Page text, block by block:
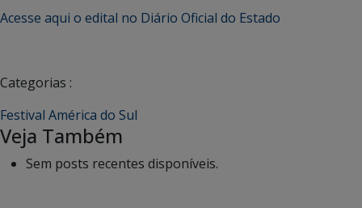
Acesse aqui o edital no Diário Oficial do Estado
Categorias :
Festival América do Sul
Veja Também
Sem posts recentes disponíveis.